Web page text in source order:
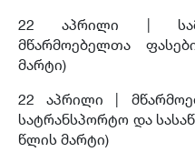
22 აპრილი |
მწარმოებელთა
მარტი)
22 აპრილი |
სატრანსპორტო და
წლის მარტი)